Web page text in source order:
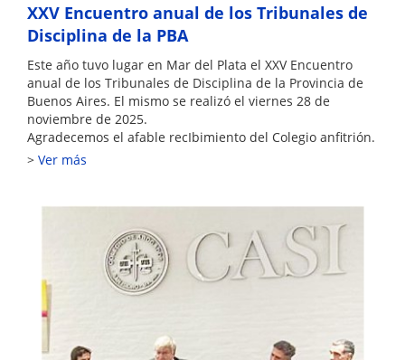
XXV Encuentro anual de los Tribunales de
Disciplina de la PBA
Este año tuvo lugar en Mar del Plata el XXV Encuentro
anual de los Tribunales de Disciplina de la Provincia de
Buenos Aires. El mismo se realizó el viernes 28 de
noviembre de 2025.
Agradecemos el afable recIbimiento del Colegio anfitrión.
Ver más